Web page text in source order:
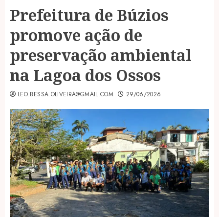
Prefeitura de Búzios
promove ação de
preservação ambiental
na Lagoa dos Ossos
LEO.BESSA.OLIVEIRA@GMAIL.COM 29/06/2026